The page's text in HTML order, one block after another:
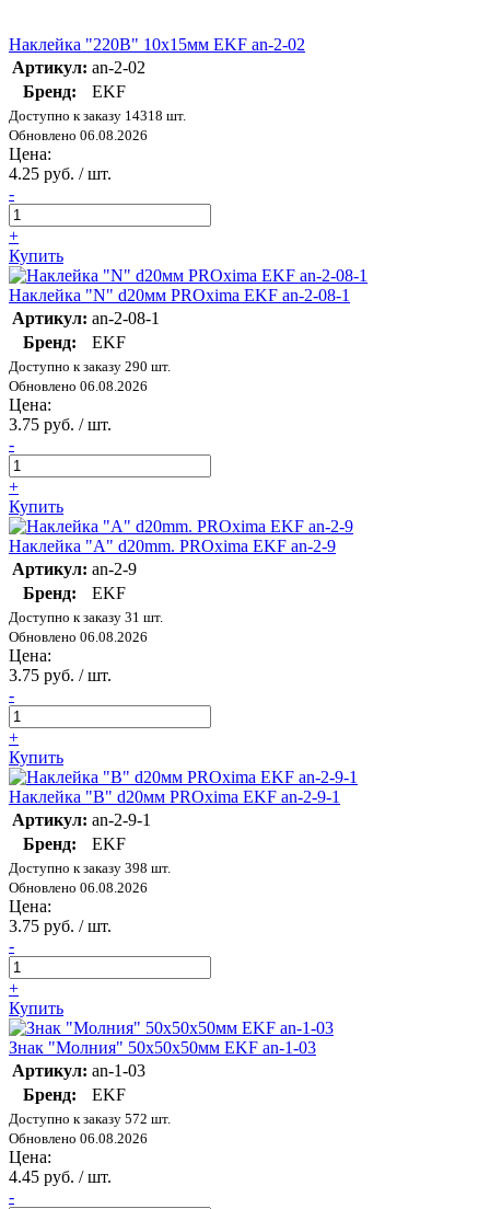
Наклейка "220В" 10х15мм EKF an-2-02
Артикул: an-2-02
Бренд:
EKF
Доступно к заказу 14318 шт.
Обновлено 06.08.2026
Цена:
4.25 руб. / шт.
-
+
Купить
Наклейка "N" d20мм PROxima EKF an-2-08-1
Артикул: an-2-08-1
Бренд:
EKF
Доступно к заказу 290 шт.
Обновлено 06.08.2026
Цена:
3.75 руб. / шт.
-
+
Купить
Наклейка "A" d20mm. PROxima EKF an-2-9
Артикул: an-2-9
Бренд:
EKF
Доступно к заказу 31 шт.
Обновлено 06.08.2026
Цена:
3.75 руб. / шт.
-
+
Купить
Наклейка "B" d20мм PROxima EKF an-2-9-1
Артикул: an-2-9-1
Бренд:
EKF
Доступно к заказу 398 шт.
Обновлено 06.08.2026
Цена:
3.75 руб. / шт.
-
+
Купить
Знак "Молния" 50х50х50мм EKF an-1-03
Артикул: an-1-03
Бренд:
EKF
Доступно к заказу 572 шт.
Обновлено 06.08.2026
Цена:
4.45 руб. / шт.
-